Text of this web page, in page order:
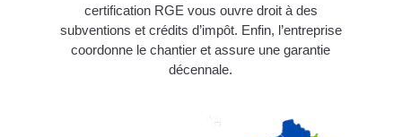
certification RGE vous ouvre droit à des
subventions et crédits d’impôt. Enfin, l’entreprise
coordonne le chantier et assure une garantie
décennale.